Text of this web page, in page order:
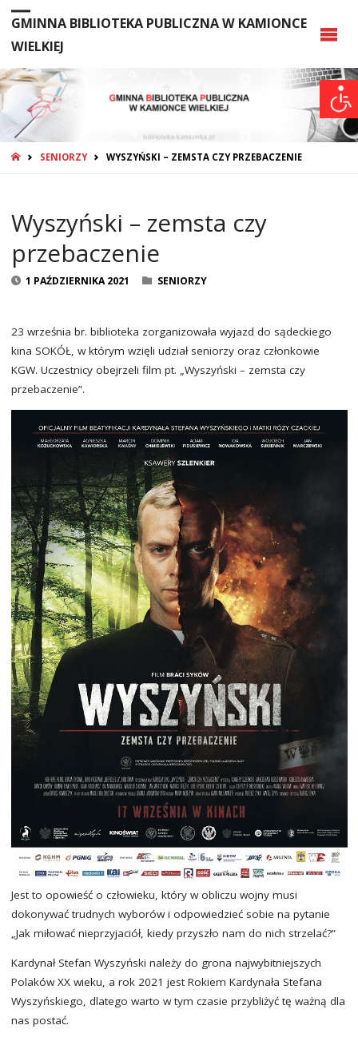
GMINNA BIBLIOTEKA PUBLICZNA W KAMIONCE
WIELKIEJ
STRONA
SENIORZY WYSZYŃSKI – ZEMSTA CZY PRZEBACZENIE
Wyszyński – zemsta czy
przebaczenie
1 PAŹDZIERNIKA 2021 SENIORZY
23 września br. biblioteka zorganizowała wyjazd do sądeckiego
kina SOKÓŁ, w którym wzięli udział seniorzy oraz członkowie
KGW. Uczestnicy obejrzeli film pt. „Wyszyński – zemsta czy
przebaczenie”.
Jest to opowieść o człowieku, który w obliczu wojny musi
dokonywać trudnych wyborów i odpowiedzieć sobie na pytanie
„Jak miłować nieprzyjaciół, kiedy przyszło nam do nich strzelać?”
Kardynał Stefan Wyszyński należy do grona najwybitniejszych
Polaków XX wieku, a rok 2021 jest Rokiem Kardynała Stefana
Wyszyńskiego, dlatego warto w tym czasie przybliżyć tę ważną dla
nas postać.